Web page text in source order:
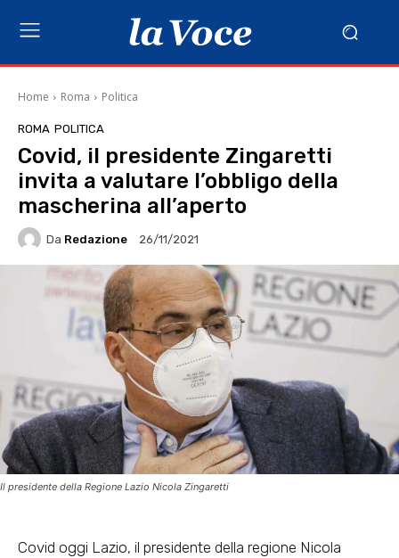
Home Roma Politica
ROMA POLITICA
Covid, il presidente Zingaretti
invita a valutare l’obbligo della
mascherina all’aperto
Da Redazione 26/11/2021
Il presidente della Regione Lazio Nicola Zingaretti
Covid oggi Lazio, il presidente della regione Nicola